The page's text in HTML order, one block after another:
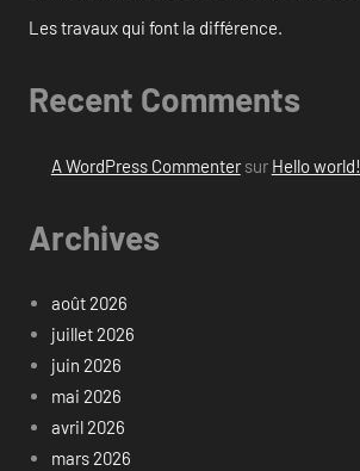
Les travaux qui font la différence.
Recent Comments
A WordPress Commentersur Hello world!
Archives
août 2026
juillet 2026
juin 2026
mai 2026
avril 2026
mars 2026